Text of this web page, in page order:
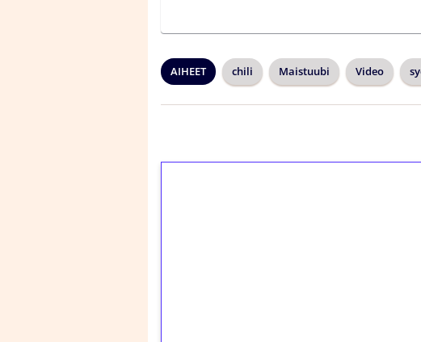
AIHEET chili Maistuubi Video